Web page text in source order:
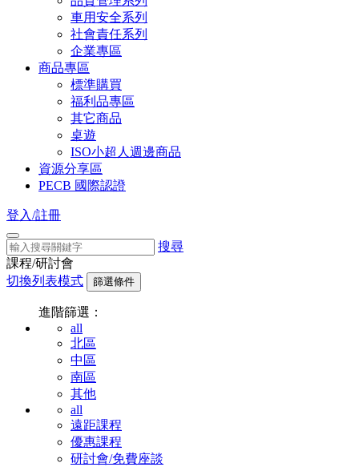
車用安全系列
社會責任系列
企業專區
商品專區
標準購買
福利品專區
其它商品
桌遊
ISO小超人週邊商品
資源分享區
PECB 國際認證
登入/註冊
搜尋
課程/研討會
切換列表模式
篩選條件
進階篩選：
all
北區
中區
南區
其他
all
遠距課程
優惠課程
研討會/免費座談